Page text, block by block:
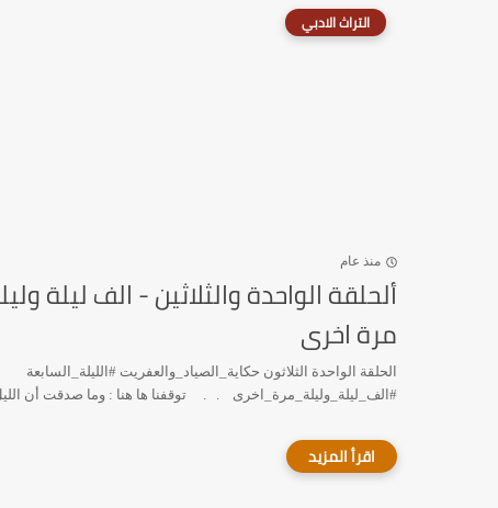
التراث الادبي
منذ عام
ألحلقة الواحدة والثلاثين - الف ليلة
مرة اخرى
الحلقة الواحدة الثلاثون حكاية_الصياد_والعفريت #الليلة_السابعة
#الف_ليلة_وليلة_مرة_اخرى . . توقفنا ها هنا : وما صدقت أن